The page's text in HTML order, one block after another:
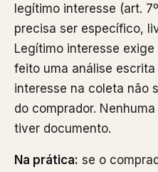
legítimo interesse (art.
precisa ser específico,
Legítimo interesse
feito uma análise
interesse na coleta não
do comprador.
tiver documento.
Na prática: se o